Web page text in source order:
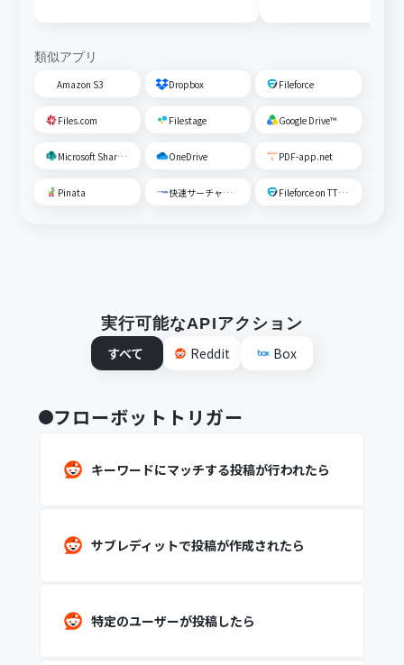
類似アプリ
Amazon S3 Dropbox Fileforce
Files.com Filestage Google Drive™
Microsoft SharePoint OneDrive PDF-app.net
Pinata 快速サーチャーGX Fileforce on TTS Cloud
実行可能なAPIアクション
すべて
Reddit Box
フローボットトリガー
キーワードにマッチする投稿が行われたら
サブレディットで投稿が作成されたら
特定のユーザーが投稿したら